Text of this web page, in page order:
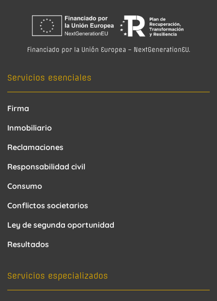
Financiado por la Unión Europea – NextGenerationEU.
Servicios esenciales
Firma
Inmobiliario
Reclamaciones
Responsabilidad civil
Consumo
Conflictos societarios
Ley de segunda oportunidad
Resultados
Servicios especializados